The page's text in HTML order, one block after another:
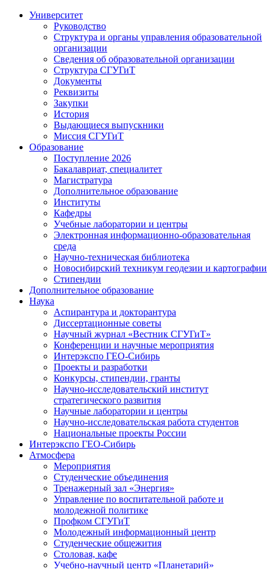
Университет
Руководство
Структура и органы управления образовательной
организации
Сведения об образовательной организации
Структура СГУГиТ
Документы
Реквизиты
Закупки
История
Выдающиеся выпускники
Миссия СГУГиТ
Образование
Поступление 2026
Бакалавриат, специалитет
Магистратура
Дополнительное образование
Институты
Кафедры
Учебные лаборатории и центры
Электронная информационно-образовательная
среда
Научно-техническая библиотека
Новосибирский техникум геодезии и картографии
Стипендии
Дополнительное образование
Наука
Аспирантура и докторантура
Диссертационные советы
Научный журнал «Вестник СГУГиТ»
Конференции и научные мероприятия
Интерэкспо ГЕО-Сибирь
Проекты и разработки
Конкурсы, стипендии, гранты
Научно-исследовательский институт
стратегического развития
Научные лаборатории и центры
Научно-исследовательская работа студентов
Национальные проекты России
Интерэкспо ГЕО-Сибирь
Атмосфера
Мероприятия
Студенческие объединения
Тренажерный зал «Энергия»
Управление по воспитательной работе и
молодежной политике
Профком СГУГиТ
Молодежный информационный центр
Студенческие общежития
Столовая, кафе
Учебно-научный центр «Планетарий»